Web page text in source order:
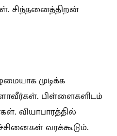
சிந்தனைத்திறன்
முடிக்க
பிள்ளைகளிடம்
வியாபாரத்தில்
வரக்கூடும்.